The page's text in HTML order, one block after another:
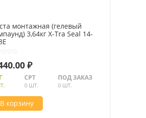
монтажная (гелевый
3,64кг X-Tra Seal 14-
₽
СРТ
0 ШТ.
ПОД ЗАКАЗ
0 ШТ.
В корзину